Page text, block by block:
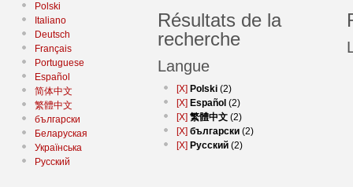
Polski
Italiano
Deutsch
Français
Portuguese
Español
简体中文
繁體中文
български
Беларуская
Українська
Русский
Résultats de la
recherche
Langue
[X] Polski (2)
[X] Español (2)
[X] 繁體中文 (2)
[X] български (2)
[X] Русский (2)